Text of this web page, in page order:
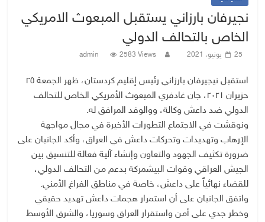
نجيرفان بارزاني يستقبل المبعوث الامريكي
الخاص بالتحالف الدولي
25 يونيو، 2021 admin 2583 Views
استقبل نيجيرفان بارزاني رئيس إقليم كردستان، ظهر الجمعة ٢٥
حزيران ٢٠٢١، جان غادفري المبعوث الأمريكي الخاص للتحالف
الدولي ضد داعش وكالة، ووالوفد المرافق له.
ونوقشت في الاجتماع التطورات الأخيرة في مجال مواجهة
الإرهاب وتهديدات وتحركات داعش في العراق، وأكد الجانبان على
ضرورة تكثيف الجهود والتعاون وإنشاء آلية فعالة للتنسيق بين
الجيش العراقي وقوات البيشمركة بدعم من التحالف الدولي،
للقضاء نهائياً على داعش، خاصة في مناطق الفراغ الأمني.
واتفق الجانبان على أن استمرار هجمات داعش تهديد حقيقي
وخطر جدي على أمن واستقرار العراق وسوريا، والشرق الأوسط